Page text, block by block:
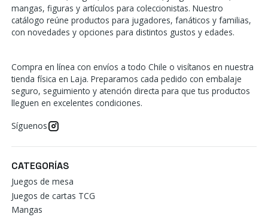
mangas, figuras y artículos para coleccionistas. Nuestro
catálogo reúne productos para jugadores, fanáticos y familias,
con novedades y opciones para distintos gustos y edades.
Compra en línea con envíos a todo Chile o visítanos en nuestra
tienda física en Laja. Preparamos cada pedido con embalaje
seguro, seguimiento y atención directa para que tus productos
lleguen en excelentes condiciones.
Síguenos
CATEGORÍAS
Juegos de mesa
Juegos de cartas TCG
Mangas